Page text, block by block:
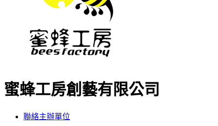
蜜蜂工房創藝有限公司
聯絡主辦單位